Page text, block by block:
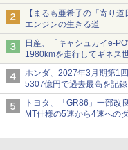
は2591台で27位に
【まるも亜希子の「寄り
エンジンの生きる道
日産、「キャシュカイe-
1980kmを走行してギネス
ホンダ、2027年3月期第1
5307億円で過去最高を記録
トヨタ、「GR86」一部改
MT仕様の5速から4速への